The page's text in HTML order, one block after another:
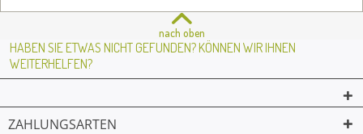
nach oben
HABEN SIE ETWAS NICHT GEFUNDEN? KÖNNEN WIR IHNEN
WEITERHELFEN?
ZAHLUNGSARTEN